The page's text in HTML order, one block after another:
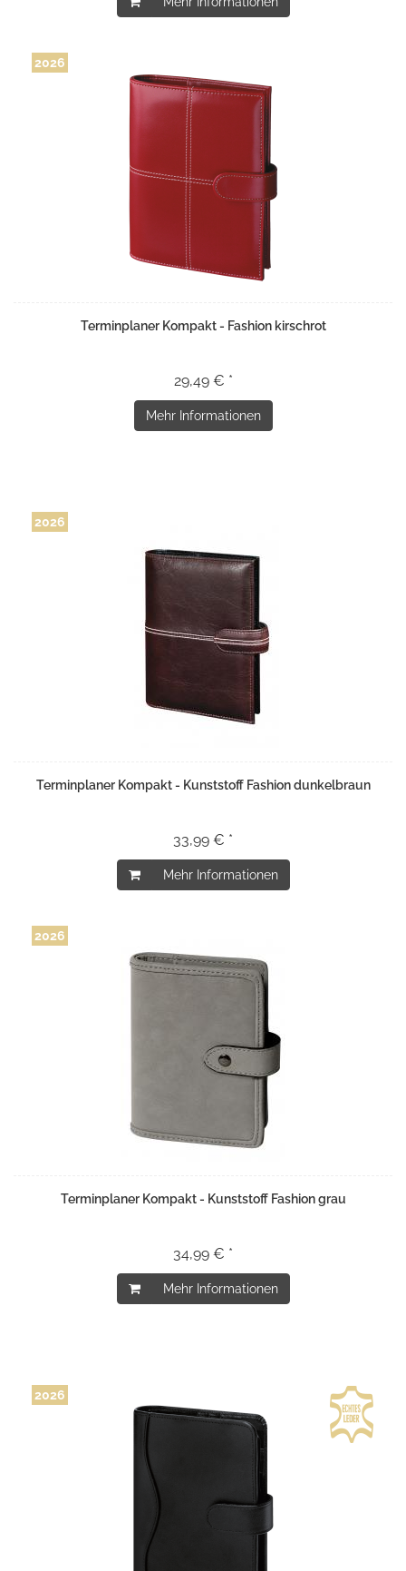
2026
Terminplaner Kompakt - Fashion kirschrot
29,49 € *
Mehr Informationen
2026
Terminplaner Kompakt - Kunststoff Fashion dunkelbraun
33,99 € *
Mehr Informationen
2026
Terminplaner Kompakt - Kunststoff Fashion grau
34,99 € *
Mehr Informationen
2026